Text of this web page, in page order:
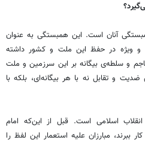
آنان است. این همبستگی به عنوان
ویژه در حفظ این ملت و کشور داشته
و سلطه‌ی بیگانه بر این سرزمین و ملت
و تقابل نه با هر بیگانه‌ای، بلکه با
انقلاب اسلامی است. قبل از این‌که امام
ببرند، مبارزان علیه استعمار این لفظ را